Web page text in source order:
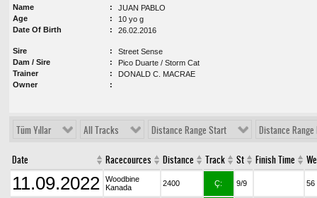
Name
JUAN PABLO
Age
10 yo g
Date Of Birth
26.02.2016
Sire
Street Sense
Dam / Sire
Pico Duarte / Storm Cat
Trainer
DONALD C. MACRAE
Owner
Tüm Yıllar All Tracks Distance Range Start Distance Range
Date Racecources Distance Track St Finish Time
11.09.2022
Woodbine
Kanada
2400 Ç: 9/9 56